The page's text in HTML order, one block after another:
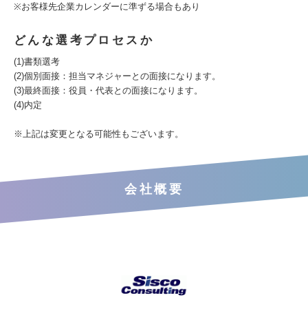
※お客様先企業カレンダーに準ずる場合もあり
どんな選考プロセスか
(1)書類選考
(2)個別面接：担当マネジャーとの面接になります。
(3)最終面接：役員・代表との面接になります。
(4)内定
※上記は変更となる可能性もございます。
会社概要